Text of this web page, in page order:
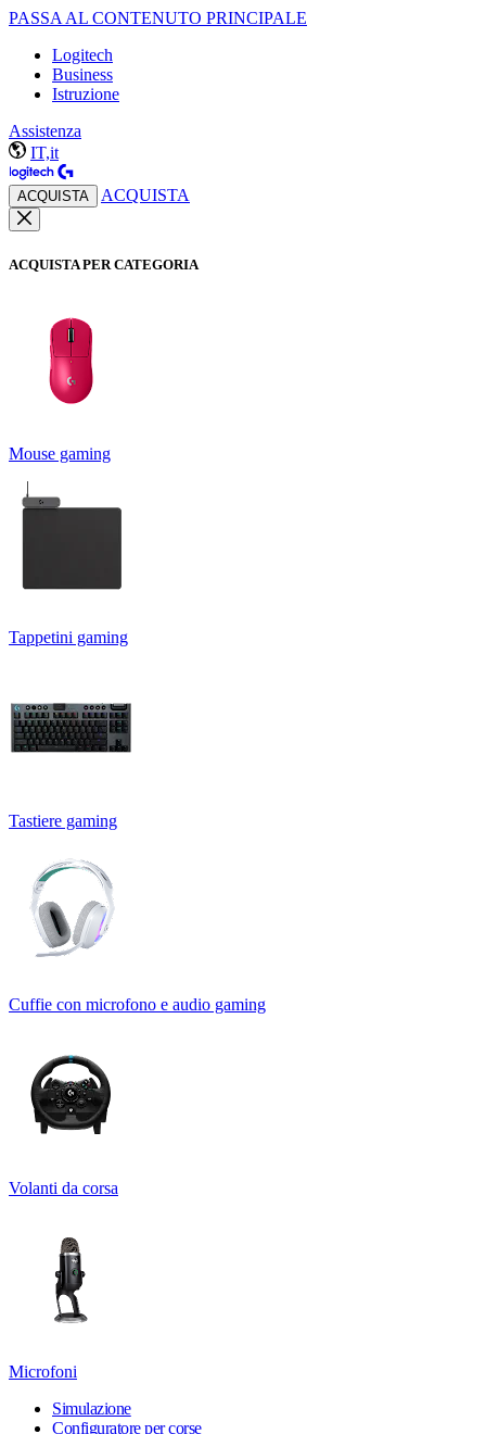
PASSA AL CONTENUTO PRINCIPALE
Logitech
Business
Istruzione
Assistenza
IT,it
ACQUISTA ACQUISTA
ACQUISTA PER CATEGORIA
Mouse gaming
Tappetini gaming
Tastiere gaming
Cuffie con microfono e audio gaming
Volanti da corsa
Microfoni
Simulazione
Configuratore per corse